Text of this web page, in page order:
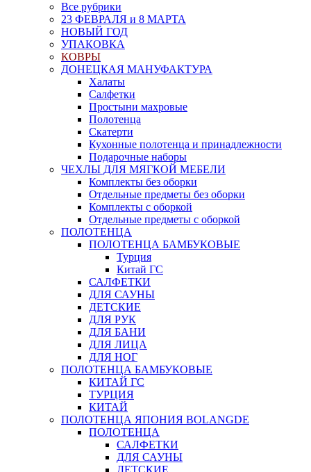
Все рубрики
23 ФЕВРАЛЯ и 8 МАРТА
НОВЫЙ ГОД
УПАКОВКА
КОВРЫ
ДОНЕЦКАЯ МАНУФАКТУРА
Халаты
Салфетки
Простыни махровые
Полотенца
Скатерти
Кухонные полотенца и принадлежности
Подарочные наборы
ЧЕХЛЫ ДЛЯ МЯГКОЙ МЕБЕЛИ
Комплекты без оборки
Отдельные предметы без оборки
Комплекты с оборкой
Отдельные предметы с оборкой
ПОЛОТЕНЦА
ПОЛОТЕНЦА БАМБУКОВЫЕ
Турция
Китай ГС
САЛФЕТКИ
ДЛЯ САУНЫ
ДЕТСКИЕ
ДЛЯ РУК
ДЛЯ БАНИ
ДЛЯ ЛИЦА
ДЛЯ НОГ
ПОЛОТЕНЦА БАМБУКОВЫЕ
КИТАЙ ГС
ТУРЦИЯ
КИТАЙ
ПОЛОТЕНЦА ЯПОНИЯ BOLANGDE
ПОЛОТЕНЦА
САЛФЕТКИ
ДЛЯ САУНЫ